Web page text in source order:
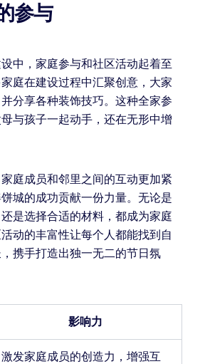
参与
中，家庭参与和社区活动起着至
庭在建设过程中汇聚创意，大家
分享各种装饰技巧。这种全家参
与孩子一起动手，还在无形中增
庭成员和邻里之间的互动更加紧
城的成功贡献一份力量。无论是
是选择合适的材料，都成为家庭
动的丰富性让每个人都能找到自
携手打造出独一无二的节日氛
影响力
激发家庭成员的创造力，增强互